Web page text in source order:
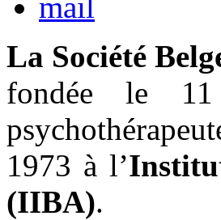
La Société
fondée le
1973 à l’
(IIBA).